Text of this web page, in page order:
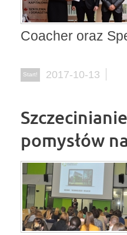
Coacher oraz
Start! 2017-10-13
pomysłów